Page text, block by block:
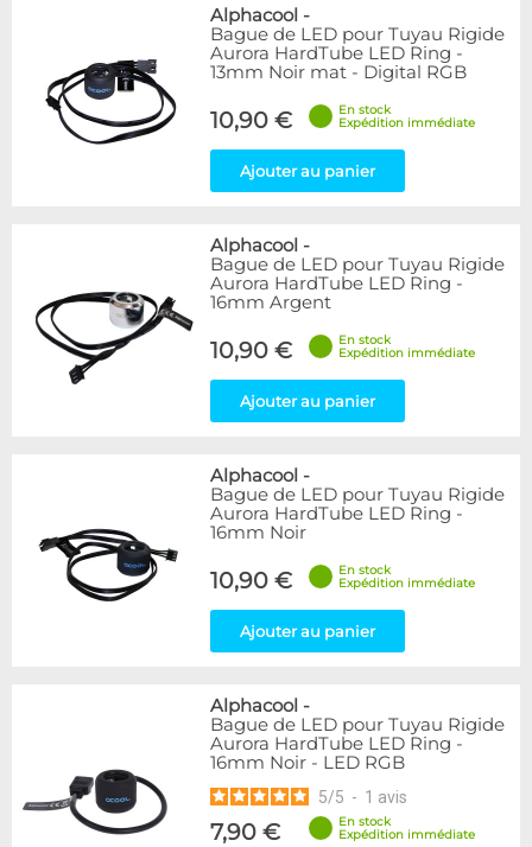
9
15
Plexi
5
Rouge
Transparent
40
Vert
Disponibilité / Promotions
Articles en promotions
Appliquer
Alphacool -
Bague de LED pour Tuyau Rigide
Aurora HardTube LED Ring -
13mm Noir mat - Digital RGB
10,90 €
En stock
Expédition immédiate
Ajouter au panier
Alphacool -
Bague de LED pour Tuyau Rigide
Aurora HardTube LED Ring -
16mm Argent
10,90 €
En stock
Expédition immédiate
Ajouter au panier
Alphacool -
Bague de LED pour Tuyau Rigide
Aurora HardTube LED Ring -
16mm Noir
10,90 €
En stock
Expédition immédiate
Ajouter au panier
Alphacool -
Bague de LED pour Tuyau Rigide
Aurora HardTube LED Ring -
16mm Noir - LED RGB
5/5 - 1 avis
7,90 €
En stock
Expédition immédiate